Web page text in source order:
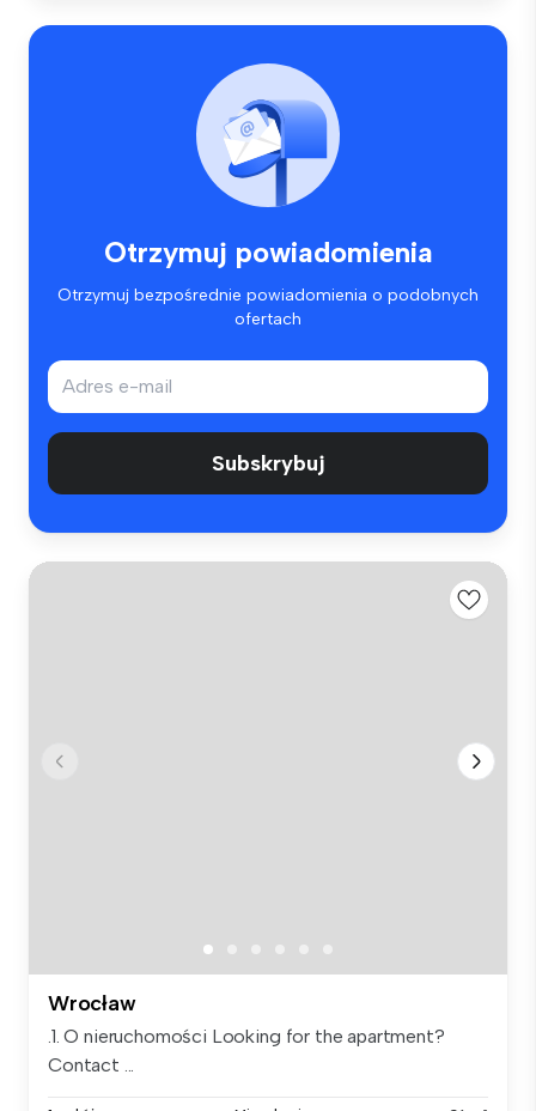
Otrzymuj powiadomienia
Otrzymuj bezpośrednie powiadomienia o podobnych
ofertach
Subskrybuj
Wrocław
.1. O nieruchomości Looking for the apartment?
Contact ...